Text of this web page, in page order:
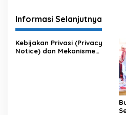
Informasi Selanjutnya
Kebijakan Privasi (Privacy
Notice) dan Mekanisme